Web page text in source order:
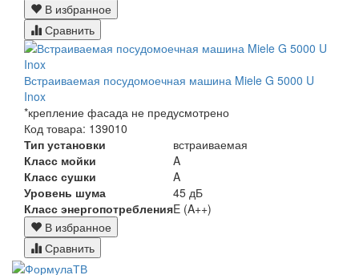
В избранное
Сравнить
Встраиваемая посудомоечная машина Miele G 5000 U
Inox
*крепление фасада не предусмотрено
Код товара: 139010
Тип установки
встраиваемая
Класс мойки
A
Класс сушки
A
Уровень шума
45 дБ
Класс энергопотребленияE (A++)
В избранное
Сравнить